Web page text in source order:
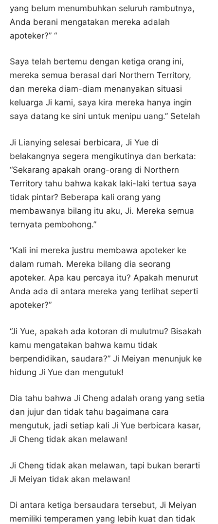
yang belum menumbuhkan seluruh rambutnya,
Anda berani mengatakan mereka adalah
apoteker?” “
Saya telah bertemu dengan ketiga orang ini,
mereka semua berasal dari Northern Territory,
dan mereka diam-diam menanyakan situasi
keluarga Ji kami, saya kira mereka hanya ingin
saya datang ke sini untuk menipu uang.” Setelah
Ji Lianying selesai berbicara, Ji Yue di
belakangnya segera mengikutinya dan berkata:
“Sekarang apakah orang-orang di Northern
Territory tahu bahwa kakak laki-laki tertua saya
tidak pintar? Beberapa kali orang yang
membawanya bilang itu aku, Ji. Mereka semua
ternyata pembohong.”
“Kali ini mereka justru membawa apoteker ke
dalam rumah. Mereka bilang dia seorang
apoteker. Apa kau percaya itu? Apakah menurut
Anda ada di antara mereka yang terlihat seperti
apoteker?”
“Ji Yue, apakah ada kotoran di mulutmu? Bisakah
kamu mengatakan bahwa kamu tidak
berpendidikan, saudara?” Ji Meiyan menunjuk ke
hidung Ji Yue dan mengutuk!
Dia tahu bahwa Ji Cheng adalah orang yang setia
dan jujur ​​dan tidak tahu bagaimana cara
mengutuk, jadi setiap kali Ji Yue berbicara kasar,
Ji Cheng tidak akan melawan!
Ji Cheng tidak akan melawan, tapi bukan berarti
Ji Meiyan tidak akan melawan!
Di antara ketiga bersaudara tersebut, Ji Meiyan
memiliki temperamen yang lebih kuat dan tidak